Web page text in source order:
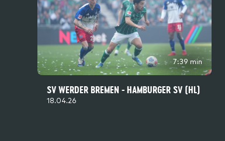
7:39 min
SV WERDER BREMEN - HAMBURGER SV (HL)
18.04.26